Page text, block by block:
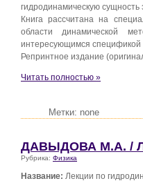
гидродинамическую сущность
Книга рассчитана на
области динамической
интересующимся спецификой
Репринтное издание
Читать полностью »
Метки: none
ДАВЫДОВА М.А. /
Рубрика: Физика
Название: Лекции по